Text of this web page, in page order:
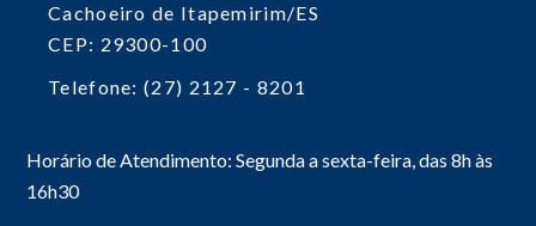
Cachoeiro de Itapemirim/ES
CEP: 29300-100
Telefone: (27) 2127 - 8201
Horário de Atendimento: Segunda a sexta-feira, das 8h às
16h30